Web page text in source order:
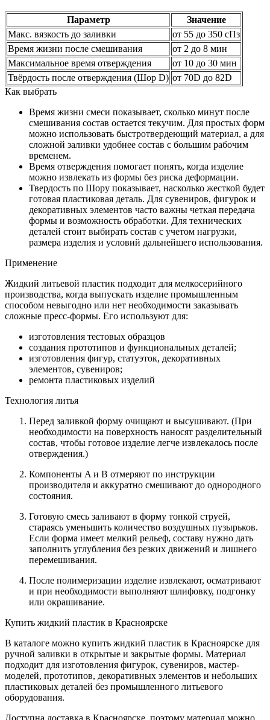
Параметр
Значение
Макс. вязкость до заливки
от 55 до 350 сПз
Время жизни после смешивания
от 2 до 8 мин
Максимальное время отверждения
от 10 до 30 мин
Твёрдость после отверждения (Шор D) от 70D до 82D
Как выбрать
Время жизни смеси показывает, сколько минут после
смешивания состав остается текучим. Для простых форм
можно использовать быстротвердеющий материал, а для
сложной заливки удобнее состав с большим рабочим
временем.
Время отверждения помогает понять, когда изделие
можно извлекать из формы без риска деформации.
Твердость по Шору показывает, насколько жесткой будет
готовая пластиковая деталь. Для сувениров, фигурок и
декоративных элементов часто важны четкая передача
формы и возможность обработки. Для технических
деталей стоит выбирать состав с учетом нагрузки,
размера изделия и условий дальнейшего использования.
Применение
Жидкий литьевой пластик подходит для мелкосерийного
производства, когда выпускать изделие промышленным
способом невыгодно или нет необходимости заказывать
сложные пресс-формы. Его используют для:
изготовления тестовых образцов
создания прототипов и функциональных деталей;
изготовления фигур, статуэток, декоративных
элементов, сувениров;
ремонта пластиковых изделий
Технология литья
Перед заливкой форму очищают и высушивают. (При
необходимости на поверхность наносят разделительный
состав, чтобы готовое изделие легче извлекалось после
отверждения.)
Компоненты A и B отмеряют по инструкции
производителя и аккуратно смешивают до однородного
состояния.
Готовую смесь заливают в форму тонкой струей,
стараясь уменьшить количество воздушных пузырьков.
Если форма имеет мелкий рельеф, составу нужно дать
заполнить углубления без резких движений и лишнего
перемешивания.
После полимеризации изделие извлекают, осматривают
и при необходимости выполняют шлифовку, подгонку
или окрашивание.
Купить жидкий пластик в Красноярске
В каталоге можно купить жидкий пластик в Красноярске для
ручной заливки в открытые и закрытые формы. Материал
подходит для изготовления фигурок, сувениров, мастер-
моделей, прототипов, декоративных элементов и небольших
пластиковых деталей без промышленного литьевого
оборудования.